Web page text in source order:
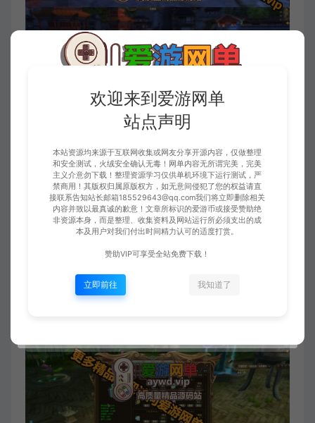
欢迎来到爱游网单
站点声明
本站资源均来源于互联网收集或网友分享开源内容，仅做整理
和安全测试，火绒安全确认无毒！网单内容无所谓完美，完美
主义介意勿下载！整理资源学习仅供单机环境下运行测试，严
禁商用！其版权归属原版权方，如无意间侵犯了您的权益请直
接联系告知站长邮箱185529643@qq.com我们将立即删除相关
内容并致以最真诚的歉意！文章所标识的爱游币或接受赞助绝
非资源本身，而是整理、收集资料及网站运行所必须支出的成
本及用户对我们付出时间精力认可的适度打赏。
赞助VIP可享受全站免费下载！
立即前往 我知道了